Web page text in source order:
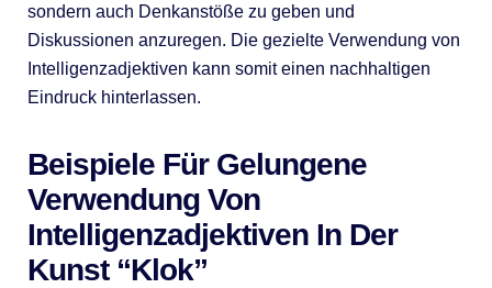
sondern auch Denkanstöße zu geben und
Diskussionen anzuregen. Die gezielte Verwendung von
Intelligenzadjektiven kann somit einen nachhaltigen
Eindruck hinterlassen.
Beispiele Für Gelungene
Verwendung Von
Intelligenzadjektiven In Der
Kunst “Klok”